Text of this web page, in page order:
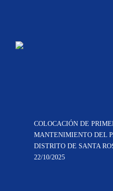
COLOCACIÓN DE
MANTENIMIENTO DEL
DISTRITO DE SANTA
22/10/2025